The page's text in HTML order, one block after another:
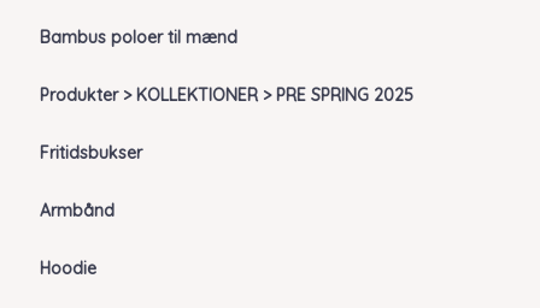
Bambus poloer til mænd
Produkter > KOLLEKTIONER > PRE SPRING 2025
Fritidsbukser
Armbånd
Hoodie